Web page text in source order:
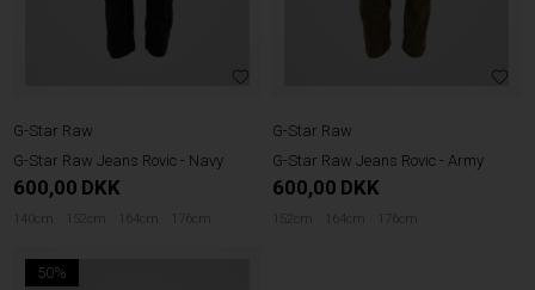
G-Star Raw
G-Star Raw Jeans Rovic - Navy
600,00 DKK
140cm 152cm 164cm 176cm
G-Star Raw
G-Star Raw Jeans Rovic - Army
600,00 DKK
152cm 164cm 176cm
50%